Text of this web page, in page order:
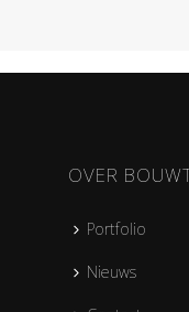
OVER
Portfolio
Nieuws